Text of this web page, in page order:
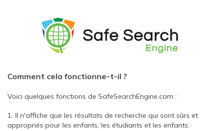
Comment cela fonctionne-t-il ?
Voici quelques fonctions de SafeSearchEngine.com :
1. Il n'affiche que les résultats de recherche qui sont sûrs et
appropriés pour les enfants, les étudiants et les enfants.